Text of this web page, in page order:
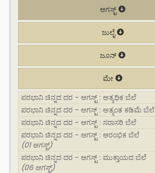
ಆಗಸ್ಟ್
ಜುಲೈ
ಜೂನ್
ಮೇ
ಪರಭಾನಿ ಚಿನ್ನದ ದರ - ಆಗಸ್ಟ್ : ಅತ್ಯಧಿಕ ಬೆಲೆ
ಪರಭಾನಿ ಚಿನ್ನದ ದರ - ಆಗಸ್ಟ್ : ಅತ್ಯಂತ ಕಡಿಮೆ ಬೆಲೆ
ಪರಭಾನಿ ಚಿನ್ನದ ದರ - ಆಗಸ್ಟ್ : ಸರಾಸರಿ ಬೆಲೆ
ಪರಭಾನಿ ಚಿನ್ನದ ದರ - ಆಗಸ್ಟ್ : ಆರಂಭಿಕ ಬೆಲೆ
(01 ಆಗಸ್ಟ್)
ಪರಭಾನಿ ಚಿನ್ನದ ದರ - ಆಗಸ್ಟ್ : ಮುಕ್ತಾಯದ ಬೆಲೆ
(06 ಆಗಸ್ಟ್)